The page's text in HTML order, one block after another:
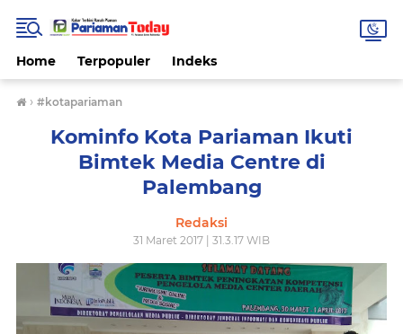
Home Terpopuler Indeks
› #kotapariaman
Kominfo Kota Pariaman Ikuti
Bimtek Media Centre di
Palembang
Redaksi
31 Maret 2017 | 31.3.17 WIB